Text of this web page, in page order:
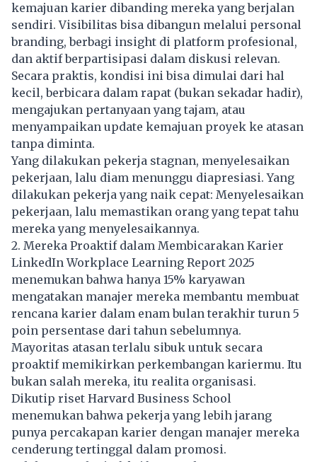
kemajuan karier dibanding mereka yang berjalan
sendiri. Visibilitas bisa dibangun melalui personal
branding, berbagi insight di platform profesional,
dan aktif berpartisipasi dalam diskusi relevan.
Secara praktis, kondisi ini bisa dimulai dari hal
kecil, berbicara dalam rapat (bukan sekadar hadir),
mengajukan pertanyaan yang tajam, atau
menyampaikan update kemajuan proyek ke atasan
tanpa diminta.
Yang dilakukan pekerja stagnan, menyelesaikan
pekerjaan, lalu diam menunggu diapresiasi. Yang
dilakukan pekerja yang naik cepat: Menyelesaikan
pekerjaan, lalu memastikan orang yang tepat tahu
mereka yang menyelesaikannya.
2. Mereka Proaktif dalam Membicarakan Karier
LinkedIn Workplace Learning Report 2025
menemukan bahwa hanya 15% karyawan
mengatakan manajer mereka membantu membuat
rencana karier dalam enam bulan terakhir turun 5
poin persentase dari tahun sebelumnya.
Mayoritas atasan terlalu sibuk untuk secara
proaktif memikirkan perkembangan kariermu. Itu
bukan salah mereka, itu realita organisasi.
Dikutip riset Harvard Business School
menemukan bahwa pekerjayang lebih jarang
punya percakapan karier dengan manajer mereka
cenderung tertinggal dalam promosi.